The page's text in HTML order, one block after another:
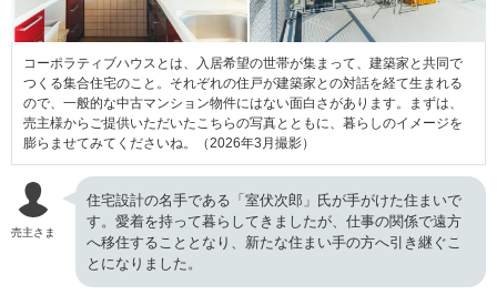
コーポラティブハウスとは、入居希望の世帯が集まって、建築家と共同で
つくる集合住宅のこと。それぞれの住戸が建築家との対話を経て生まれる
ので、一般的な中古マンション物件にはない面白さがあります。まずは、
売主様からご提供いただいたこちらの写真とともに、暮らしのイメージを
膨らませてみてくださいね。（2026年3月撮影）
売主さま
住宅設計の名手である「室伏次郎」氏が手がけた住まいで
す。愛着を持って暮らしてきましたが、仕事の関係で遠方
へ移住することとなり、新たな住まい手の方へ引き継ぐこ
とになりました。